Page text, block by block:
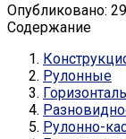
Опубликовано:
Содержание
Рулонные
Рулонно-